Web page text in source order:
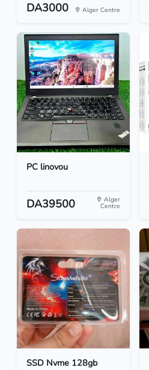
DA3000 Alger Centre
PC linovou
DA39500 Alger
Centre
SSD Nvme 128gb